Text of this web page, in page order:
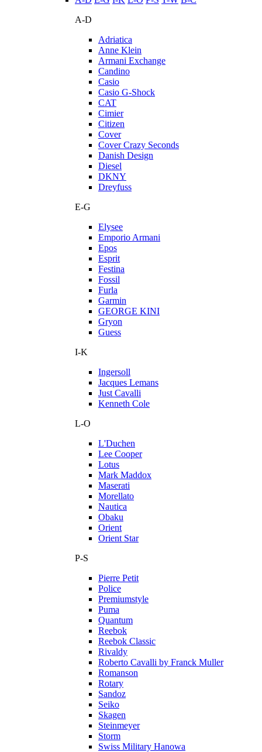
A-D
Adriatica
Anne Klein
Armani Exchange
Candino
Casio
Casio G-Shock
CAT
Cimier
Citizen
Cover
Cover Crazy Seconds
Danish Design
Diesel
DKNY
Dreyfuss
E-G
Elysee
Emporio Armani
Epos
Esprit
Festina
Fossil
Furla
Garmin
GEORGE KINI
Gryon
Guess
I-K
Ingersoll
Jacques Lemans
Just Cavalli
Kenneth Cole
L-O
L'Duchen
Lee Cooper
Lotus
Mark Maddox
Maserati
Morellato
Nautica
Obaku
Orient
Orient Star
P-S
Pierre Petit
Police
Premiumstyle
Puma
Quantum
Reebok
Reebok Classic
Rivaldy
Roberto Cavalli by Franck Muller
Romanson
Rotary
Sandoz
Seiko
Skagen
Steinmeyer
Storm
Swiss Military Hanowa